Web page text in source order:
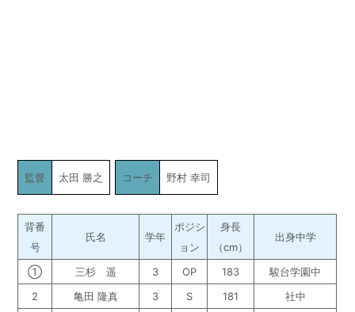
監督 太田 勝之 コーチ 野村 幸司
背番
号
氏名 学年
ポジシ
ョン
身長
（cm）
出身中学
① 三杉 遥 3 OP 183
駿台学園中
2
亀田 隆真 3 S 181
社中